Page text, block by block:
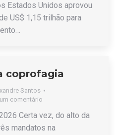
Estados Unidos aprovou
US$ 1,15 trilhão para
coprofagia
Santos
comentário
Certa vez, do alto da
mandatos na